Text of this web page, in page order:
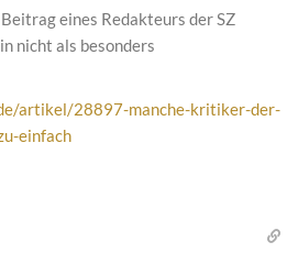
eines Redakteurs der SZ
nicht als besonders
artikel/28897-manche-kritiker-der-
einfach